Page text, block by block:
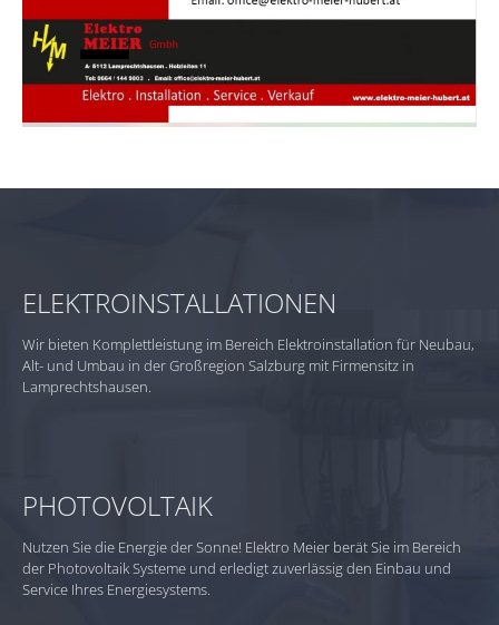
ELEKTROINSTALLATIONEN
Wir bieten Komplettleistung im Bereich Elektroinstallation für Neubau,
Alt- und Umbau in der Großregion Salzburg mit Firmensitz in
Lamprechtshausen.
PHOTOVOLTAIK
Nutzen Sie die Energie der Sonne! Elektro Meier berät Sie im Bereich
der Photovoltaik Systeme und erledigt zuverlässig den Einbau und
Service Ihres Energiesystems.